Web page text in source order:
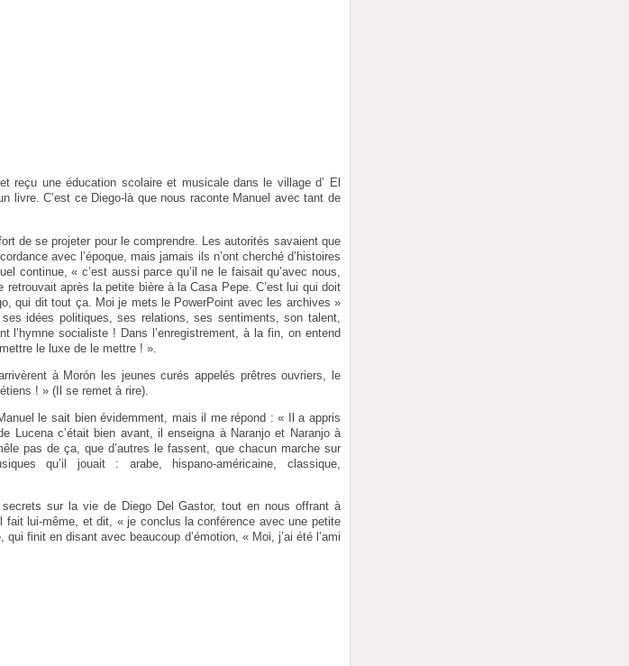
reçu une éducation scolaire et musicale dans le village d’ El
livre. C’est ce Diego-là que nous raconte Manuel avec tant de
de se projeter pour le comprendre. Les autorités savaient que
avec l’époque, mais jamais ils n’ont cherché d’histoires
continue, « c’est aussi parce qu’il ne le faisait qu’avec nous,
retrouvait après la petite bière à la Casa Pepe. C’est lui qui doit
qui dit tout ça. Moi je mets le PowerPoint avec les archives »
idées politiques, ses relations, ses sentiments, son talent,
socialiste ! Dans l’enregistrement, à la fin, on entend
le luxe de le mettre ! ».
à Morón les jeunes curés appelés prêtres ouvriers, le
! » (Il se remet à rire).
le sait bien évidemment, mais il me répond : « Il a appris
Lucena c’était bien avant, il enseigna à Naranjo et Naranjo à
pas de ça, que d’autres le fassent, que chacun marche sur
qu’il jouait : arabe, hispano-américaine, classique,
sur la vie de Diego Del Gastor, tout en nous offrant à
fait lui-même, et dit, « je conclus la conférence avec une petite
finit en disant avec beaucoup d’émotion, « Moi, j’ai été l’ami